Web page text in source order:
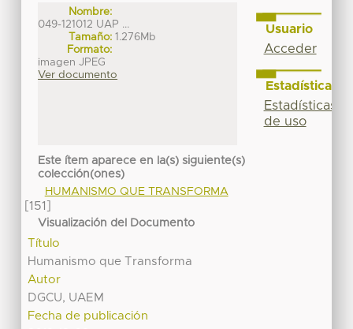
Nombre:
049-121012 UAP ...
Tamaño: 1.276Mb
Formato:
imagen JPEG
Ver documento
Este ítem aparece en la(s) siguiente(s)
colección(ones)
HUMANISMO QUE TRANSFORMA
[151]
Visualización del Documento
Título
Humanismo que Transforma
Autor
DGCU, UAEM
Fecha de publicación
Usuario
Acceder
Estadísticas
Estadísticas
de uso